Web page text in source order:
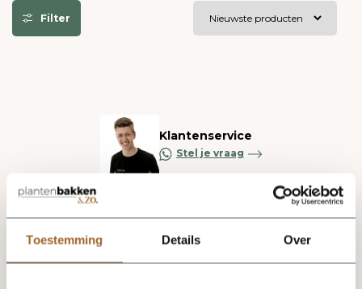
Toestemming Details Over
Filter
Klantenservice
Stel je vraag
Blijf op de hoogte via onze nieuwsbrief